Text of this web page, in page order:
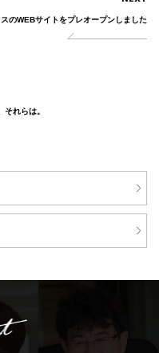
のWEBサイトをプレオープンしました
れらは。